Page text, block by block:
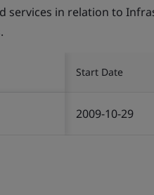
services in relation to
Start Date
2009-10-29